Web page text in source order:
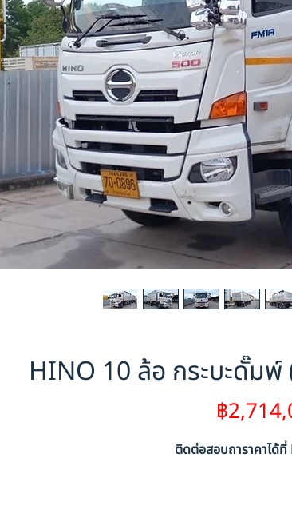
HINO 10 ล้อ กระบะดั๊ม
฿
ติดต่อสอบถาราคาได้